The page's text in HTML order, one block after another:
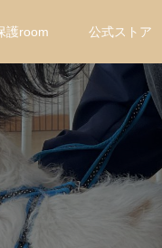
護room 公式ストア